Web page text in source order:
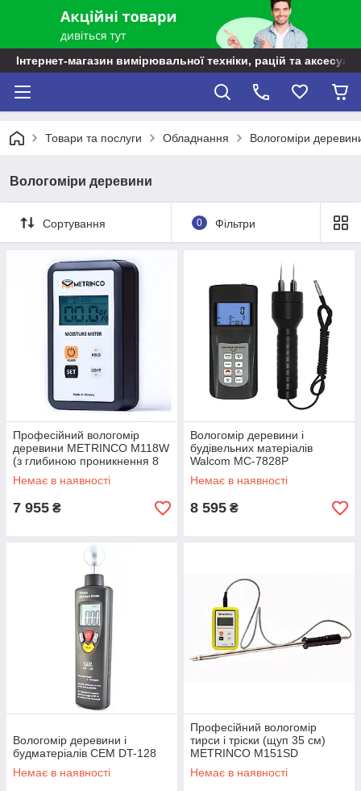
Інтернет-магазин вимірювальної техніки, рацій та
Товари та послуги Обладнання Вологоміри
Вологоміри деревини
Сортування 0 Фільтри
Професійний вологомір
деревини METRINCO M118W
(з глибиною проникнення 8
мм)
Немає в наявності
7 955 ₴
Вологомір деревини і
будівельних матеріалів
Walcom MC-7828P
Немає в наявності
8 595 ₴
Вологомір деревини і
будматеріалів CEM DT-128
Немає в наявності
Професійний вологомір
тирси і тріски (щуп 35 см)
METRINCO M151SD
Немає в наявності